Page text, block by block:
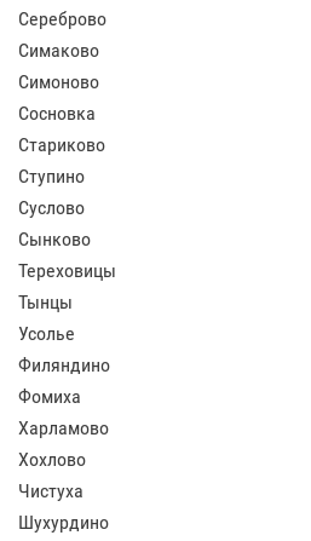
Сереброво
Симаково
Симоново
Сосновка
Стариково
Ступино
Суслово
Сынково
Тереховицы
Тынцы
Усолье
Филяндино
Фомиха
Харламово
Хохлово
Чистуха
Шухурдино